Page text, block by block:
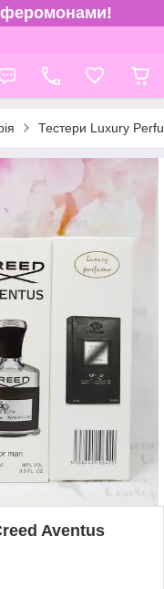
Тестери Luxury
Aventus